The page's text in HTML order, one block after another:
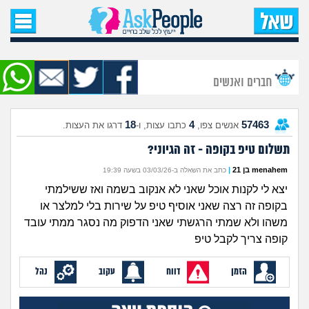
עמוד הבית
שאל שאלה
שאלות חדשות
שאלות שעוררו עניין
עצות חדשות
מה קורה כאן?
מדורים
חברים ואנשים
57463 אנשים צפו,4 כתבו עצות, ו-18 דרגו את העצות.
תשלום טיפ בקופה - זה הגיוני?
menahem בן 21 | כתב את השאלה ב-03/03/26 בשעה 19:39
יצא לי לקנות אוכל שאני לא אנקוב בשמה ואז ששילמתי
בקופה זה רצה שאני אוסיף טיפ על שירות בלי למלצר או
משהו ולא שמתי הרגשתי שאני הדפוק מה נסגר ממתי עובד
קופה צריך לקבל טיפ
הזמן דווח עקוב נהל